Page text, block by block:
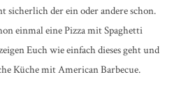
sicherlich der ein oder andere schon.
einmal eine Pizza mit Spaghetti
Euch wie einfach dieses geht und
Küche mit American Barbecue.